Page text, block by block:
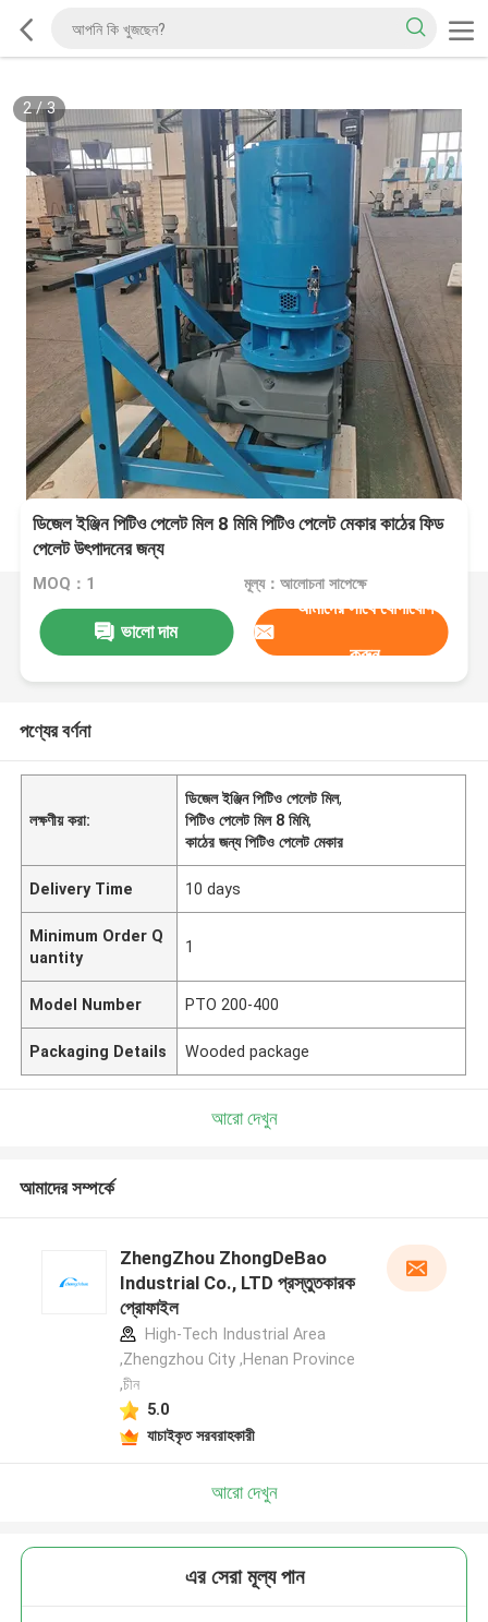
2/3
ডিজেল ইঞ্জিন পিটিও পেলেট মিল 8 মিমি পিটিও পেলেট মেকার কাঠের ফিড
পেলেট উৎপাদনের জন্য
MOQ：1 মূল্য：আলোচনা সাপেক্ষে
ভালো দাম
আমাদের সাথে যোগাযোগ
করুন
পণ্যের বর্ণনা
লক্ষণীয় করা:
ডিজেল ইঞ্জিন পিটিও পেলেট মিল,
পিটিও পেলেট মিল 8 মিমি,
কাঠের জন্য পিটিও পেলেট মেকার
Delivery Time 10 days
Minimum Order Q
uantity
1
Model Number PTO 200-400
Packaging Details Wooded package
আরো দেখুন
আমাদের সম্পর্কে
ZhengZhou ZhongDeBao
Industrial Co., LTD প্রস্তুতকারক
প্রোফাইল
High-Tech Industrial Area
,Zhengzhou City ,Henan Province
,চীন
5.0
যাচাইকৃত সরবরাহকারী
আরো দেখুন
এর সেরা মূল্য পান